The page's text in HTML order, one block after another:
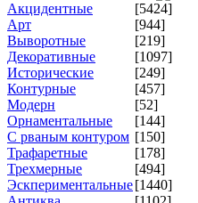
Акцидентные
[5424]
Арт
[944]
Выворотные
[219]
Декоративные
[1097]
Исторические
[249]
Контурные
[457]
Модерн
[52]
Орнаментальные
[144]
С рваным контуром [150]
Трафаретные
[178]
Трехмерные
[494]
Эскпериментальные[1440]